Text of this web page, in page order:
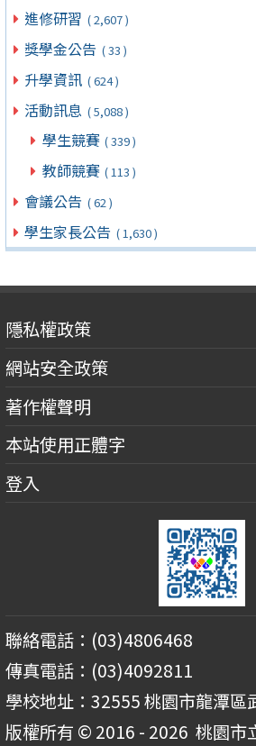
進修研習 ( 2,607 )
獎學金公告 ( 33 )
升學資訊 ( 624 )
活動訊息 ( 5,088 )
學生競賽 ( 339 )
教師競賽 ( 113 )
會議公告 ( 62 )
學生家長公告 ( 1,630 )
隱私權政策
網站安全政策
著作權聲明
本站使用正體字
登入
聯絡電話：(03)4806468
傳真電話：(03)4092811
學校地址：32555 桃園市龍潭區
版權所有 © 2016 - 2026 桃園市